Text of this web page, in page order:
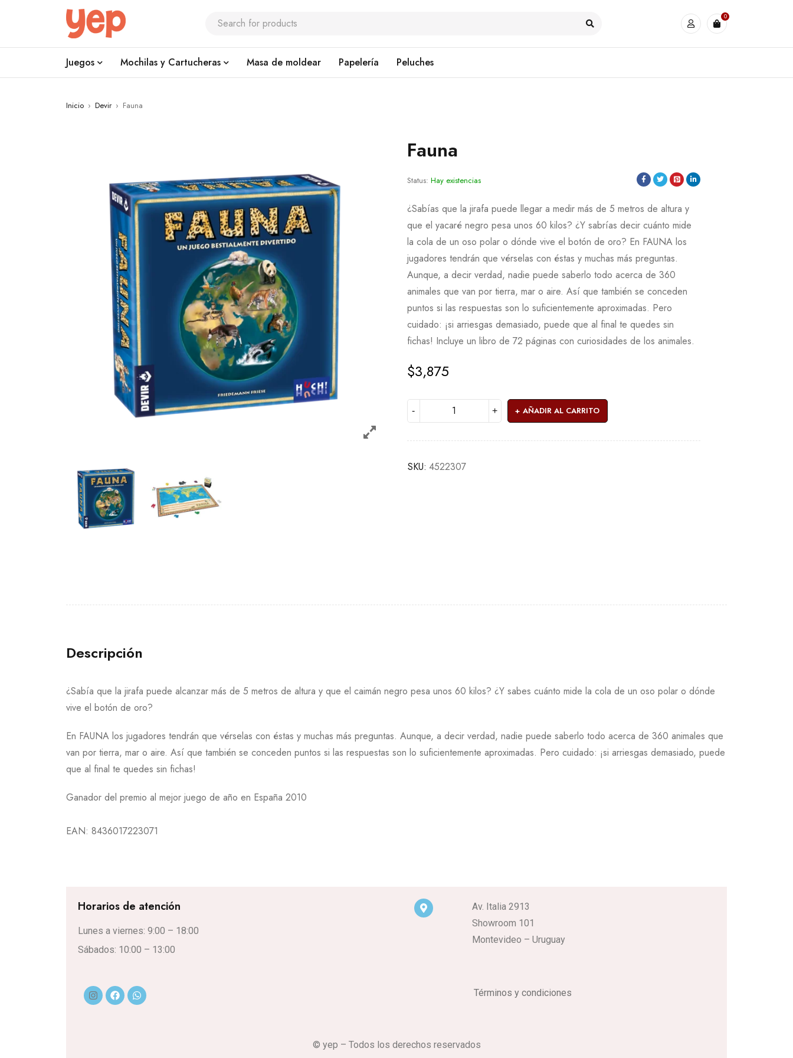
0
Juegos Mochilas y Cartucheras Masa de moldear Papelería Peluches
Inicio › Devir › Fauna
Fauna
Status: Hay existencias
¿Sabías que la jirafa puede llegar a medir más de 5 metros de altura y
que el yacaré negro pesa unos 60 kilos? ¿Y sabrías decir cuánto mide
la cola de un oso polar o dónde vive el botón de oro? En FAUNA los
jugadores tendrán que vérselas con éstas y muchas más preguntas.
Aunque, a decir verdad, nadie puede saberlo todo acerca de 360
animales que van por tierra, mar o aire. Así que también se conceden
puntos si las respuestas son lo suficientemente aproximadas. Pero
cuidado: ¡si arriesgas demasiado, puede que al final te quedes sin
fichas! Incluye un libro de 72 páginas con curiosidades de los animales.
$3,875
AÑADIR AL CARRITO
SKU: 4522307
Descripción
¿Sabía que la jirafa puede alcanzar más de 5 metros de altura y que el caimán negro pesa unos 60 kilos? ¿Y sabes cuánto mide la cola de un oso polar o dónde
vive el botón de oro?
En FAUNA los jugadores tendrán que vérselas con éstas y muchas más preguntas. Aunque, a decir verdad, nadie puede saberlo todo acerca de 360 animales que
van por tierra, mar o aire. Así que también se conceden puntos si las respuestas son lo suficientemente aproximadas. Pero cuidado: ¡si arriesgas demasiado, puede
que al final te quedes sin fichas!
Ganador del premio al mejor juego de año en España 2010
EAN: 8436017223071
Horarios de atención
Lunes a viernes: 9:00 – 18:00
Sábados: 10:00 – 13:00
Av. Italia 2913
Showroom 101
Montevideo – Uruguay
Términos y condiciones
© yep – Todos los derechos reservados